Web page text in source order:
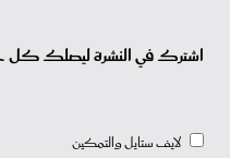
اشترك في النشرة ليصلك
لايف ستايل والتمكين